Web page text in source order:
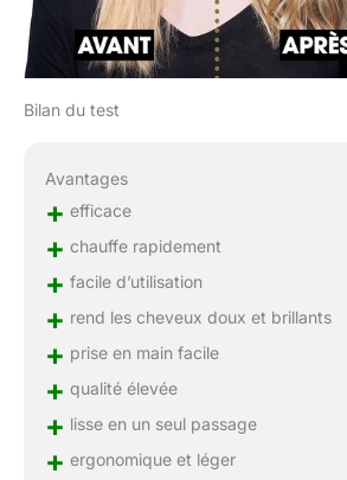
Bilan du test
Avantages
+ efficace
+ chauffe rapidement
+ facile d’utilisation
+ rend les cheveux doux et brillants
+ prise en main facile
+ qualité élevée
+ lisse en un seul passage
+ ergonomique et léger